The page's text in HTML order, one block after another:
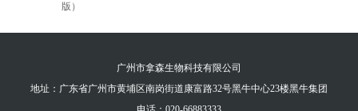
版）
广州市拿森生物科技有限公司
地址：广东省广州市黄埔区南岗街道康富路32号黑牛中心23楼黑牛集团